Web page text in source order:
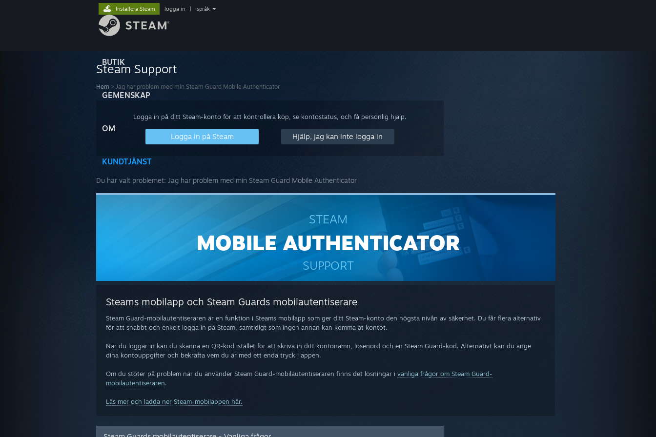
BUTIK
GEMENSKAP
OM
KUNDTJÄNST
Installera Steam logga in språk
Steam Support
Hem > Jag har problem med min Steam Guard Mobile Authenticator
Logga in på ditt Steam-konto för att kontrollera köp, se kontostatus, och få personlig hjälp.
Logga in på Steam Hjälp, jag kan inte logga in
Du har valt problemet: Jag har problem med min Steam Guard Mobile Authenticator
STEAM
MOBILE AUTHENTICATOR
SUPPORT
Steams mobilapp och Steam Guards mobilautentiserare
Steam Guard-mobilautentiseraren är en funktion i Steams mobilapp som ger ditt Steam-konto den högsta nivån av säkerhet. Du får flera alternativ
för att snabbt och enkelt logga in på Steam, samtidigt som ingen annan kan komma åt kontot.
När du loggar in kan du skanna en QR-kod istället för att skriva in ditt kontonamn, lösenord och en Steam Guard-kod. Alternativt kan du ange
dina kontouppgifter och bekräfta vem du är med ett enda tryck i appen.
Om du stöter på problem när du använder Steam Guard-mobilautentiseraren finns det lösningar i vanliga frågor om Steam Guard-
mobilautentiseraren.
Läs mer och ladda ner Steam-mobilappen här.